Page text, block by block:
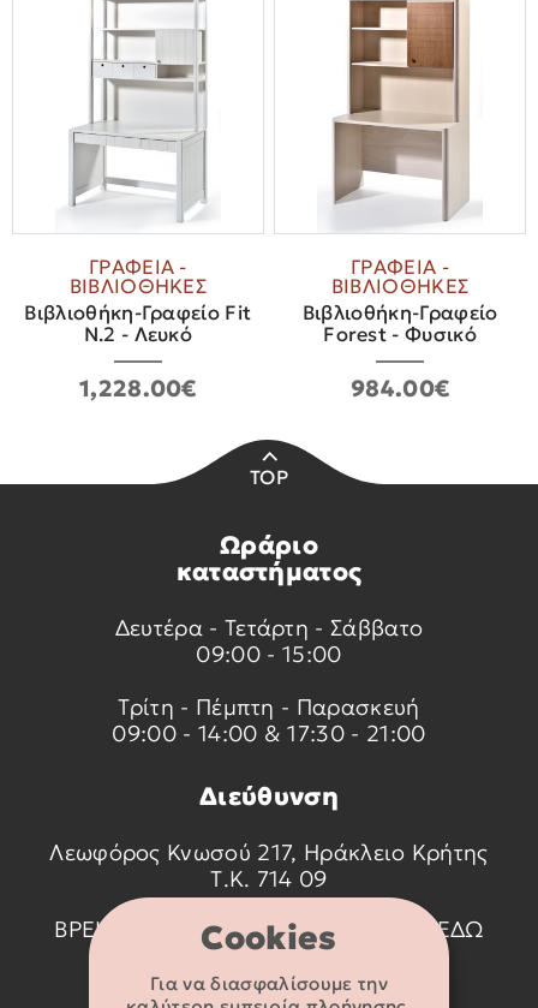
Cookies
Για να διασφαλίσουμε την
ΓΡΑΦΕΙΑ -
ΒΙΒΛΙΟΘΗΚΕΣ
Βιβλιοθήκη-Γραφείο Fit
N.2 - Λευκό
1,228.00€
ΓΡΑΦΕΙΑ -
ΒΙΒΛΙΟΘΗΚΕΣ
Βιβλιοθήκη-Γραφείο
Forest - Φυσικό
984.00€
TOP
Ωράριο
καταστήματος
Δευτέρα - Τετάρτη - Σάββατο
09:00 - 15:00
Τρίτη - Πέμπτη - Παρασκευή
09:00 - 14:00 & 17:30 - 21:00
Διεύθυνση
Λεωφόρος Κνωσού 217, Ηράκλειο Κρήτης
Τ.Κ. 714 09
ΒΡΕΙΤΕ ΜΑΣ ΣΤΟ ΧΑΡΤΗ ΠΑΤΩΝΤΑΣ
ΕΔΩ
Στοιχεία